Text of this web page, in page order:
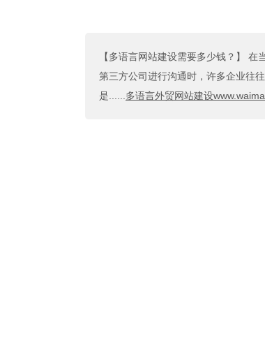
【多语言网站建设需要多少钱？】
在
第三方公司进行沟通时，许多企业往
是...... 多语言外贸网站建设